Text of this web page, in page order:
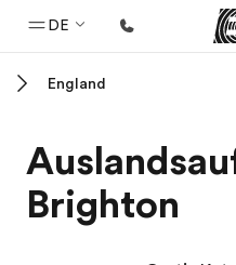
DE
Programme
Alle Programme ansehen
England
Brighton